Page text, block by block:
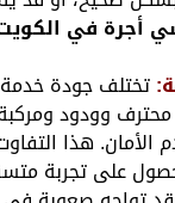
أجرة في
تختلف جودة
وودود ومركبة
الأمان. هذا
على تجربة